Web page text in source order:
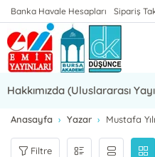
Banka Havale Hesapları Sipariş
Hakkımızda (Uluslararası
Anasayfa Yazar Mustafa
Filtre